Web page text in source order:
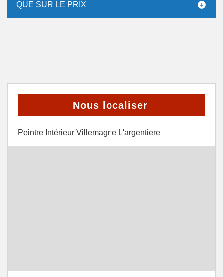
QUE SUR LE PRIX
Nous localiser
Peintre Intérieur Villemagne L'argentiere